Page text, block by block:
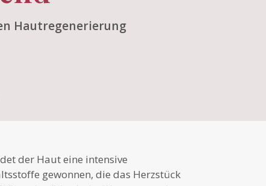
Hautregenerierung
der Haut eine intensive
gewonnen, die das Herzstück